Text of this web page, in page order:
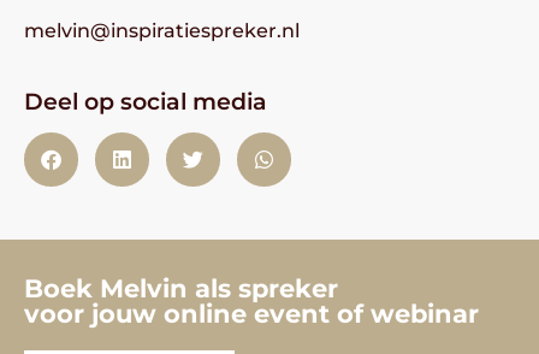
melvin@inspiratiespreker.nl
Deel op social media
Boek Melvin als spreker
voor jouw online event of webinar